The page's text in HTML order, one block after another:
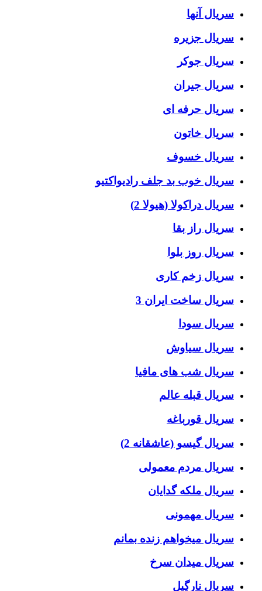
سریال آنها
سریال جزیره
سریال جوکر
سریال جیران
سریال حرفه ای
سریال خاتون
سریال خسوف
سریال خوب بد جلف رادیواکتیو
سریال دراکولا (هیولا 2)
سریال راز بقا
سریال روز بلوا
سریال زخم کاری
سریال ساخت ایران 3
سریال سودا
سریال سیاوش
سریال شب های مافیا
سریال قبله عالم
سریال قورباغه
سریال گیسو (عاشقانه 2)
سریال مردم معمولی
سریال ملکه گدایان
سریال مهمونی
سریال میخواهم زنده بمانم
سریال میدان سرخ
سریال نارگیل